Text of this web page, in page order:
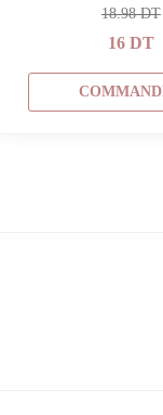
18.98DT
16DT